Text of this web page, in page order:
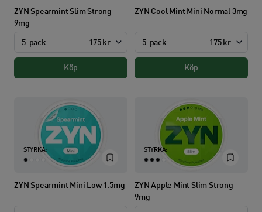
ZYN Spearmint Slim Strong
9mg
5-pack 175 kr
Köp
ZYN Cool Mint Mini Normal 3mg
5-pack 175 kr
Köp
STYRKA:
ZYN Spearmint Mini Low 1.5mg
STYRKA:
ZYN Apple Mint Slim Strong
9mg